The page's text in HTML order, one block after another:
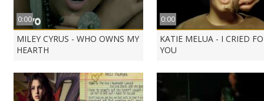
0:00
MILEY CYRUS - WHO OWNS MY
HEARTH
0:00
KATIE MELUA - I CRIED
YOU